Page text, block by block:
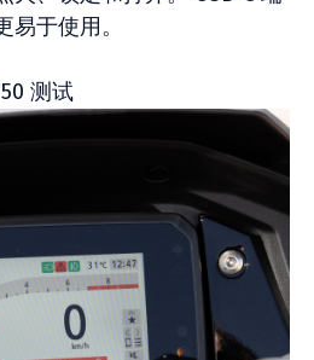
于使用。